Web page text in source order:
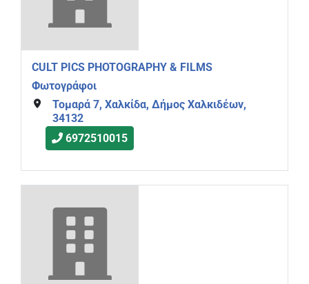
CULT PICS PHOTOGRAPHY & FILMS
Φωτογράφοι
Τομαρά 7, Χαλκίδα, Δήμος Χαλκιδέων,
34132
6972510015